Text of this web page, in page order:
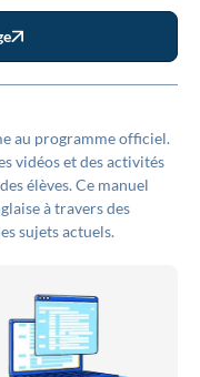
au programme officiel.
vidéos et des activités
élèves. Ce manuel
à travers des
sujets actuels.